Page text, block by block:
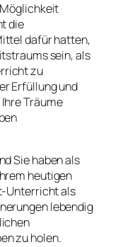
die
dafür hatten,
sein, als
zu
Erfüllung und
Träume
Sie haben als
heutigen
Unterricht als
lebendig
zu holen.